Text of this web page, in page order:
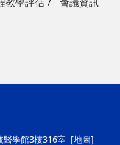
醫學館3樓316室 [地圖]